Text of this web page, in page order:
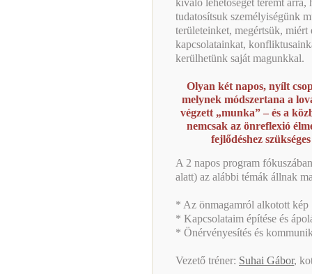
kiváló lehetőséget teremt
tudatosítsuk személyiségünk
területeinket, megértsük,
kapcsolatainkat,
kerülhetünk saját magunkkal.
Olyan két napos, nyílt
melynek módszertana a
végzett „munka” – és a
nemcsak az önreflexió
fejlődéshez
A 2 napos program
alatt) az alábbi témák állnak
* Az önmagamról alkotott kép
* Kapcsolataim építése és
* Önérvényesítés és
Vezető tréner: Suhai Gábor,